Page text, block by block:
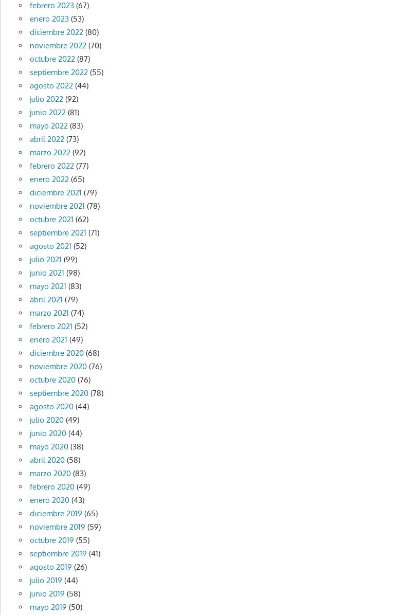
febrero 2023(67)
enero 2023(53)
diciembre 2022(80)
noviembre 2022(70)
octubre 2022(87)
septiembre 2022(55)
agosto 2022(44)
julio 2022(92)
junio 2022(81)
mayo 2022(83)
abril 2022(73)
marzo 2022(92)
febrero 2022(77)
enero 2022(65)
diciembre 2021 (79)
noviembre 2021 (78)
octubre 2021 (62)
septiembre 2021 (71)
agosto 2021 (52)
julio 2021 (99)
junio 2021 (98)
mayo 2021 (83)
abril 2021 (79)
marzo 2021 (74)
febrero 2021 (52)
enero 2021 (49)
diciembre 2020(68)
noviembre 2020(76)
octubre 2020(76)
septiembre 2020(78)
agosto 2020(44)
julio 2020(49)
junio 2020(44)
mayo 2020(38)
abril 2020(58)
marzo 2020(83)
febrero 2020(49)
enero 2020(43)
diciembre 2019 (65)
noviembre 2019 (59)
octubre 2019 (55)
septiembre 2019 (41)
agosto 2019 (26)
julio 2019 (44)
junio 2019 (58)
mayo 2019 (50)